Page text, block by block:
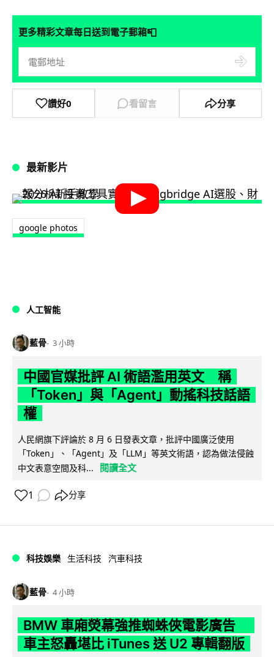
更多精彩文章每日送到電子郵箱📮
讚好0 看留言 分享
最新影片
google photos
人工智能
藍骨 3 小時
中國官媒批評 AI 術語濫用英文 稱
「Token」與「Agent」動搖科技話語
權
人民網旗下評論於 8 月 6 日發表文章，批評中國廣泛使用
「Token」、「Agent」及「LLM」等英文術語，認為做法侵蝕
中文表意空間及科...
閱讀全文
1 分享
科技娛樂 生活科技 汽車科技
藍骨 4 小時
BMW 車廂熒幕強推蜘蛛俠電影廣告
車主怒轟堪比 iTunes 送 U2 專輯翻版